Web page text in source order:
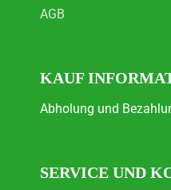
AGB
KAUF
Abholung und
SERVICE UND